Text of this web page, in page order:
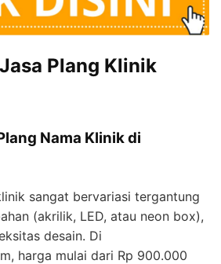
Plang Klinik
Nama Klinik di
sangat bervariasi tergantung
(akrilik, LED, atau neon box),
desain. Di
harga mulai dari Rp 900.000